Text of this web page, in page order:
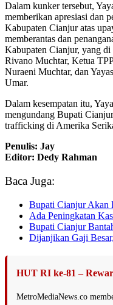
Dalam kunker tersebut,
memberikan apresiasi dan
Kabupaten Cianjur atas
memberantas dan
Kabupaten Cianjur, yang
Rivano Muchtar, Ketua
Nuraeni Muchtar, dan
Umar.
Dalam kesempatan itu,
mengundang Bupati
trafficking di Amerika
Penulis: Jay
Editor: Dedy Rahman
Baca Juga:
Bupati Cianjur Akan
Ada Peningkatan
Bupati Cianjur
Dijanjikan Gaji
HUT RI ke-81 –
MetroMediaNews.co